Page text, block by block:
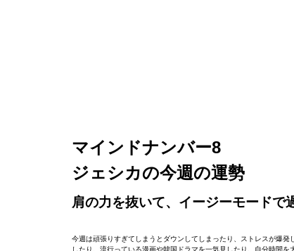
マインドナンバー8
ジェシカの今週の運勢
肩の力を抜いて、イージーモードで
今週は頑張りすぎてしまうとダウンしてしまったり、ストレスが爆
したり、流行っている漫画や韓国ドラマを一気見したり、自分時間